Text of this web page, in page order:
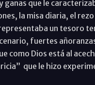
ganas que le
la misa diaria, el
un tesoro
fuertes
como Dios está al
que le hizo